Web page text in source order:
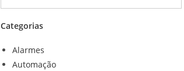
Categorias
Alarmes
Automação